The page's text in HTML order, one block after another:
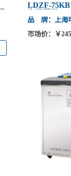
LDZF-
品 牌：上海
市场价：￥